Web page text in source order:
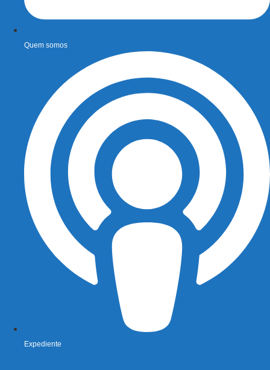
Quem somos
Expediente